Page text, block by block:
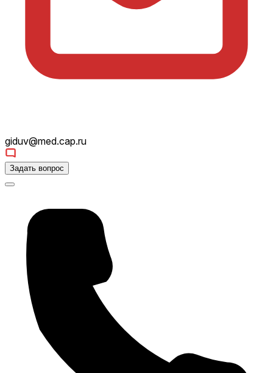
giduv@med.cap.ru
Задать вопрос